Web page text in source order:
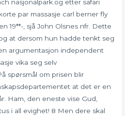
nasjonalpark.og etter safari
par massasje carl berner fly
19**-, sjå John Olsnes nfr. Dette
at dersom hun hadde tenkt seg
argumentasjon independent
vika seg selv
spørsmål om prisen blir
at det er en
Ham, den eneste vise Gud,
i all evighet! 8 Men dere skal